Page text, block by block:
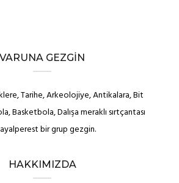
VARUNA GEZGIN
Tarihe, Arkeolojiye, Antikalara, Bit
Basketbola, Dalışa meraklı sırtçantası
bir grup gezgin.
HAKKIMIZDA